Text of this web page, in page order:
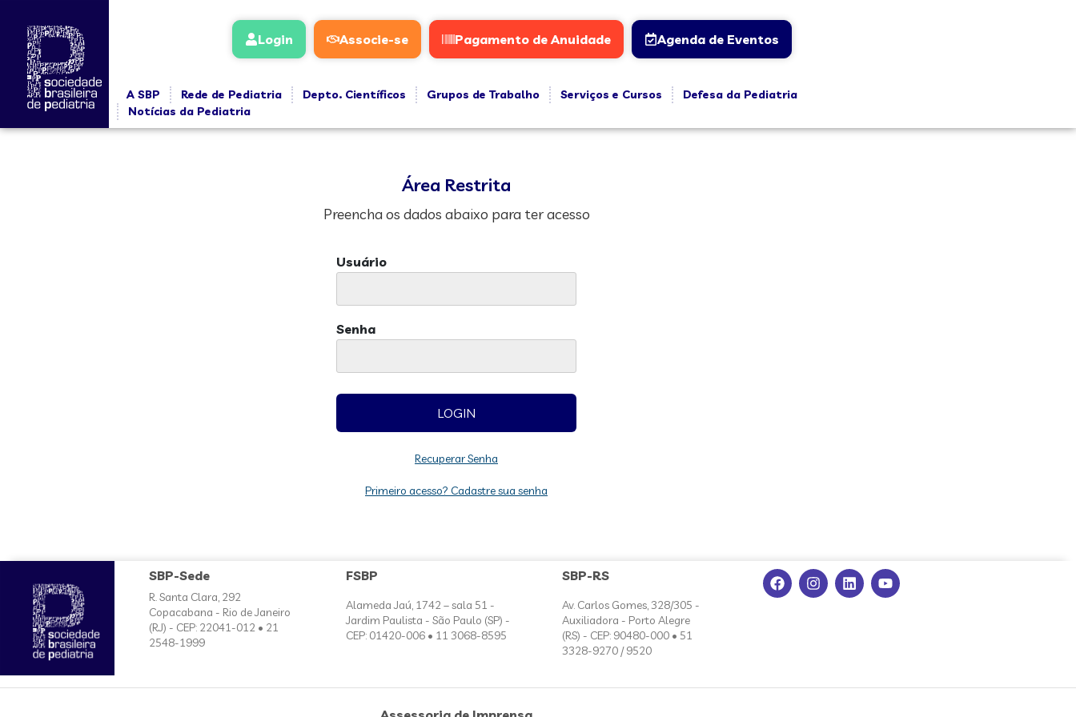
Login Associe-se Pagamento de Anuidade Agenda de Eventos
A SBP Rede de Pediatria Depto. Científicos Grupos de Trabalho Serviços e Cursos
Defesa da Pediatria
Notícias da Pediatria
Área Restrita
Preencha os dados abaixo para ter acesso
Usuário
Senha
Recuperar Senha
Primeiro acesso? Cadastre sua senha
SBP-Sede
R. Santa Clara, 292
Copacabana - Rio de Janeiro
(RJ) - CEP: 22041-012 • 21
2548-1999
FSBP
Alameda Jaú, 1742 – sala 51 -
Jardim Paulista - São Paulo (SP) -
CEP: 01420-006 • 11 3068-8595
SBP-RS
Av. Carlos Gomes, 328/305 -
Auxiliadora - Porto Alegre
(RS) - CEP: 90480-000 • 51
3328-9270 / 9520